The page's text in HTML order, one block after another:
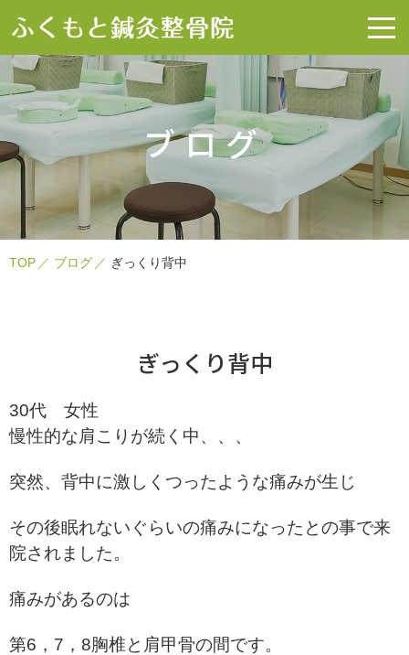
ブログ
TOP ブログ ぎっくり背中
ぎっくり背中
30代 女性
慢性的な肩こりが続く中、、、
突然、背中に激しくつったような痛みが生じ
その後眠れないぐらいの痛みになったとの事で来
院されました。
痛みがあるのは
第6，7，8胸椎と肩甲骨の間です。